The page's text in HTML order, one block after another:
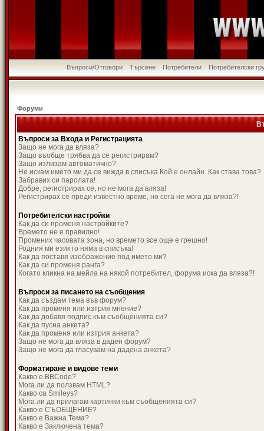
Въпроси/Отговори Търсене Потребители Потребителски
Форуми
Въпроси за Входа и Регистрацията
Защо не мога да вляза?
Защо въобще трябва да се регистрирам?
Защо излизам автоматично?
Не искам името ми да се вижда в списъка Кой е онлайн. Как става това?
Забравих си паролата!
Добре, регистрирах се, но не мога да вляза!
Регистрирах се преди известно време, но сега не мога да вляза?!
Потребителски настройки
Как да си променя настройките?
Времето не е правилно!
Промених часовата зона, но времето все още е грешно!
Родния ми език го няма в списъка!
Как да поставя изображение под името ми?
Как да си променя ранга?
Когато кликна на мейла на някой потребител, форума иска да вляза?!
Въпроси за писането на съобщения
Как да създам тема във форум?
Как да променя или изтрия мнение?
Как да добавя подпис към съобщенията си?
Как да пусна анкета?
Как да променя или изтрия анкета?
Защо не мога да вляза в даден форум?
Защо не мога да гласувам на дадена анкета?
Форматиране и видове теми
Какво е BBCode?
Мога ли да ползвам HTML?
Какво са Smileys?
Мога ли да прилагам картинки към съобщенията си?
Какво е СЪОБЩЕНИЕ?
Какво е Важна Тема?
Какво е Заключена тема?